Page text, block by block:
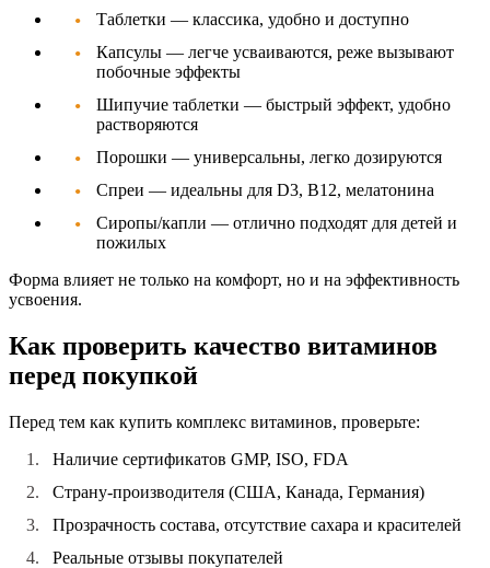
Таблетки — классика, удобно и доступно
Капсулы — легче усваиваются, реже вызывают
побочные эффекты
Шипучие таблетки — быстрый эффект, удобно
растворяются
Порошки — универсальны, легко дозируются
Спреи — идеальны для D3, B12, мелатонина
Сиропы/капли — отлично подходят для детей и
пожилых
Форма влияет не только на комфорт, но и на эффективность
усвоения.
Как проверить качество витаминов
перед покупкой
Перед тем как купить комплекс витаминов, проверьте:
Наличие сертификатов GMP, ISO, FDA
Страну-производителя (США, Канада, Германия)
Прозрачность состава, отсутствие сахара и красителей
Реальные отзывы покупателей